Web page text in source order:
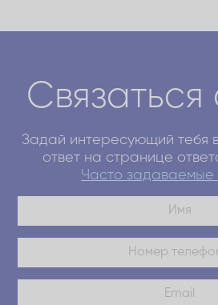
Задай интересующий тебя
ответ на странице
Часто задаваемые